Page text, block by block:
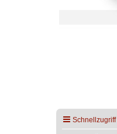
Schnellzugriff